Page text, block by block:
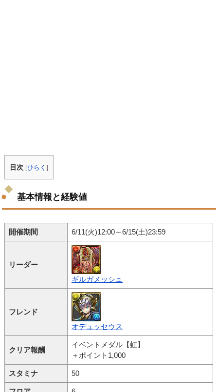
目次 [ひらく]
基本情報と経験値
開催期間 6/11(火)12:00～6/15(土)23:59
リーダー
ギルガメッシュ
フレンド
オデュッセウス
クリア報酬
イベントメダル【虹】
＋ポイント1,000
スタミナ 50